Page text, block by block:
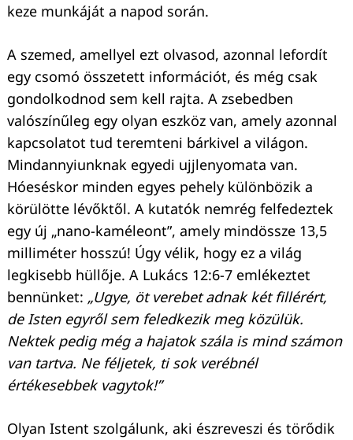
keze munkáját a napod során.
A szemed, amellyel ezt olvasod, azonnal lefordít
egy csomó összetett információt, és még csak
gondolkodnod sem kell rajta. A zsebedben
valószínűleg egy olyan eszköz van, amely azonnal
kapcsolatot tud teremteni bárkivel a világon.
Mindannyiunknak egyedi ujjlenyomata van.
Hóeséskor minden egyes pehely különbözik a
körülötte lévőktől. A kutatók nemrég felfedeztek
egy új „nano-kaméleont”, amely mindössze 13,5
milliméter hosszú! Úgy vélik, hogy ez a világ
legkisebb hüllője. A Lukács 12:6-7 emlékeztet
bennünket: „Ugye, öt verebet adnak két fillérért,
de Isten egyről sem feledkezik meg közülük.
Nektek pedig még a hajatok szála is mind számon
van tartva. Ne féljetek, ti sok verébnél
értékesebbek vagytok!”
Olyan Istent szolgálunk, aki észreveszi és törődik